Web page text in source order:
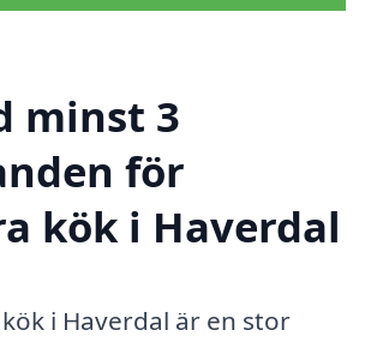
minst 3
för
kök i Haverdal
i Haverdal är en stor